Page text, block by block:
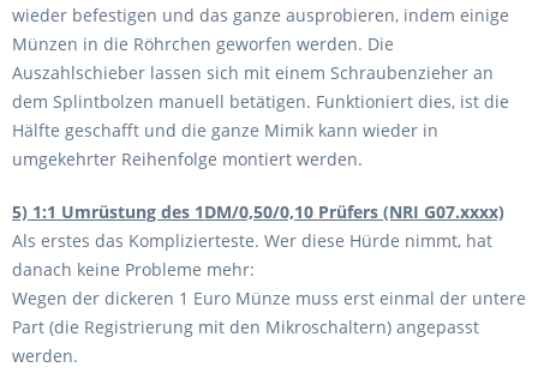
wieder befestigen und das ganze ausprobieren, indem einige
Münzen in die Röhrchen geworfen werden. Die
Auszahlschieber lassen sich mit einem Schraubenzieher an
dem Splintbolzen manuell betätigen. Funktioniert dies, ist die
Hälfte geschafft und die ganze Mimik kann wieder in
umgekehrter Reihenfolge montiert werden.
5) 1:1 Umrüstung des 1DM/0,50/0,10 Prüfers (NRI G07.xxxx)
Als erstes das Komplizierteste. Wer diese Hürde nimmt, hat
danach keine Probleme mehr:
Wegen der dickeren 1 Euro Münze muss erst einmal der untere
Part (die Registrierung mit den Mikroschaltern) angepasst
werden.